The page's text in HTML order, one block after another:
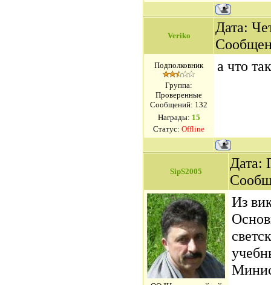
Veriko
Дата:
Подполковник
Группа:
Проверенные
Сообщений: 132
Награды: 15
Статус: Offline
а что
SipS2005
Дата:
Из